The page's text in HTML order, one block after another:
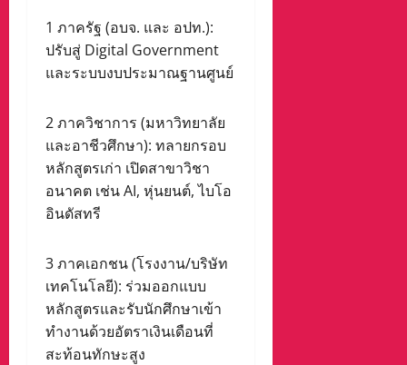
1 ภาครัฐ (อบจ. และ อปท.):
ปรับสู่ Digital Government
และระบบงบประมาณฐานศูนย์
2 ภาควิชาการ (มหาวิทยาลัย
และอาชีวศึกษา): ทลายกรอบ
หลักสูตรเก่า เปิดสาขาวิชา
อนาคต เช่น AI, หุ่นยนต์, ไบโอ
อินดัสทรี
3 ภาคเอกชน (โรงงาน/บริษัท
เทคโนโลยี): ร่วมออกแบบ
หลักสูตรและรับนักศึกษาเข้า
ทำงานด้วยอัตราเงินเดือนที่
สะท้อนทักษะสูง